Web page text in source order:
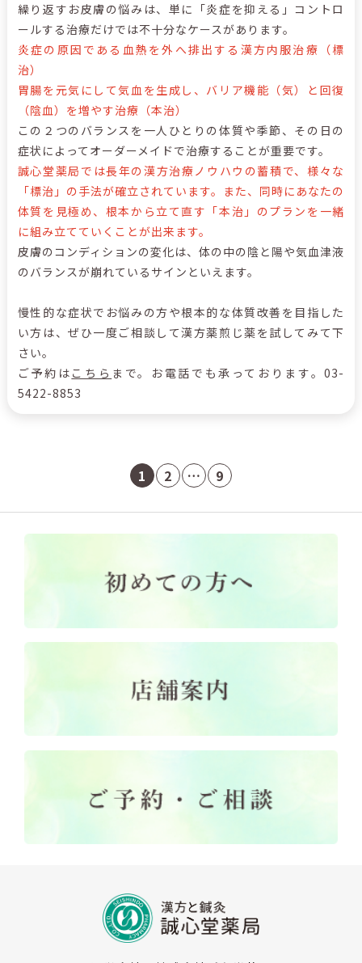
繰り返すお皮膚の悩みは、単に「炎症を抑える」コントロ
ールする治療だけでは不十分なケースがあります。
炎症の原因である血熱を外へ排出する漢方内服治療（標
治）
胃腸を元気にして気血を生成し、バリア機能（気）と回復
（陰血）を増やす治療（本治）
この２つのバランスを一人ひとりの体質や季節、その日の
症状によってオーダーメイドで治療することが重要です。
誠心堂薬局では長年の漢方治療ノウハウの蓄積で、様々な
「標治」の手法が確立されています。また、同時にあなたの
体質を見極め、根本から立て直す「本治」のプランを一緒
に組み立てていくことが出来ます。
皮膚のコンディションの変化は、体の中の陰と陽や気血津液
のバランスが崩れているサインといえます。
慢性的な症状でお悩みの方や根本的な体質改善を目指した
い方は、ぜひ一度ご相談して漢方薬煎じ薬を試してみて下
さい。
ご予約は こちら まで。お電話でも承っております。03-
5422-8853
1 2 … 9